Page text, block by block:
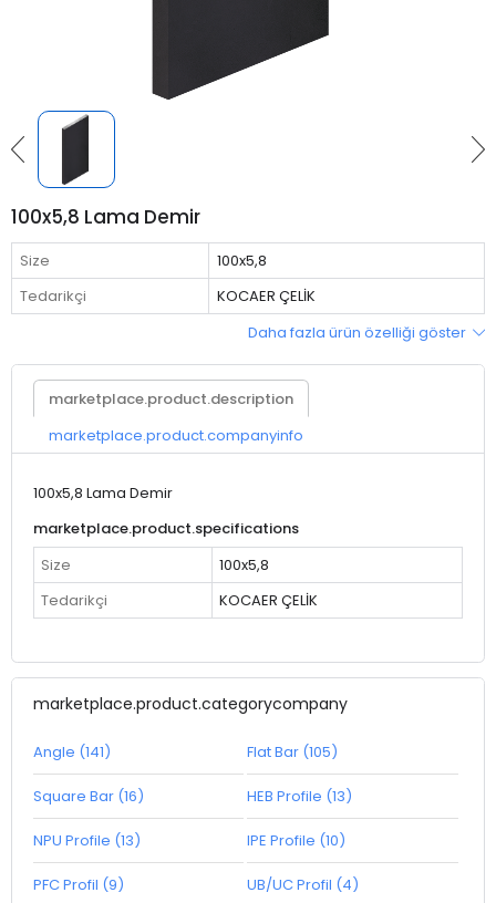
100x5,8 Lama Demir
Size
100x5,8
Tedarikçi
KOCAER ÇELİK
Daha fazla ürün özelliği göster
marketplace.product.description
marketplace.product.companyinfo
100x5,8 Lama Demir
marketplace.product.specifications
Size
100x5,8
Tedarikçi
KOCAER ÇELİK
marketplace.product.categorycompany
Angle (141) Flat Bar (105)
Square Bar (16) HEB Profile (13)
NPU Profile (13) IPE Profile (10)
PFC Profil (9) UB/UC Profil (4)